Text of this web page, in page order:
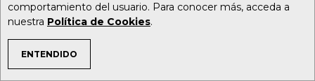
comportamiento del usuario. Para conocer más, acceda a
nuestra Política de Cookies.
ENTENDIDO
TEMAS DE INTERÉS